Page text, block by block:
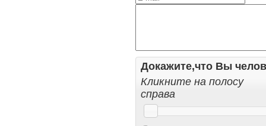
Докажите,что Вы
Кликните на полосу
справа